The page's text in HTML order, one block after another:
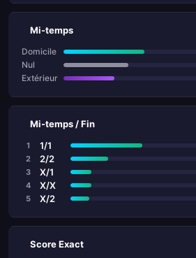
Mi-temps
Domicile
Nul
Extérieur
Mi-temps / Fin
1 1/1
2 2/2
3 X/1
4 X/X
5 X/2
Score Exact